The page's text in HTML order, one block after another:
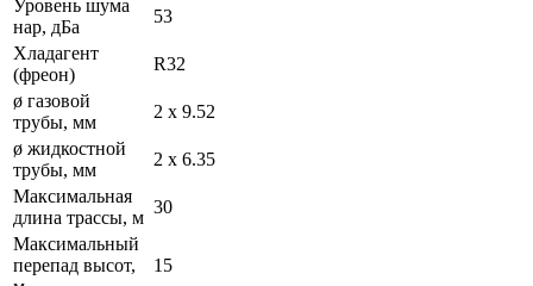
Уровень шума
нар, дБа
53
Хладагент
(фреон)
R32
ø газовой
трубы, мм
2 х 9.52
ø жидкостной
трубы, мм
2 х 6.35
Максимальная
длина трассы, м
30
Максимальный
перепад высот,
15